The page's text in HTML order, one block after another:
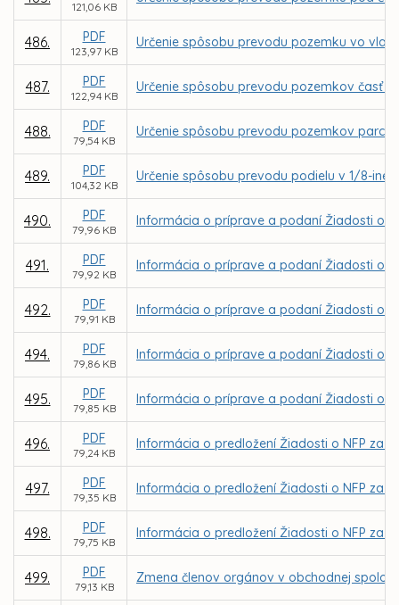
121,06 KB
486. PDF
123,97 KB
Určenie spôsobu prevodu pozemku vo
487. PDF
122,94 KB
Určenie spôsobu prevodu pozemkov časť
488. PDF
79,54 KB
Určenie spôsobu prevodu pozemkov parc. C
489. PDF
104,32 KB
Určenie spôsobu prevodu podielu v 1/8-ine
490. PDF
79,96 KB
Informácia o príprave a podaní Žiadosti o
491. PDF
79,92 KB
Informácia o príprave a podaní Žiadosti o
492. PDF
79,91 KB
Informácia o príprave a podaní Žiadosti o
494. PDF
79,86 KB
Informácia o príprave a podaní Žiadosti o
495. PDF
79,85 KB
Informácia o príprave a podaní Žiadosti o
496. PDF
79,24 KB
Informácia o predložení Žiadosti o NFP za
497. PDF
79,35 KB
Informácia o predložení Žiadosti o NFP za
498. PDF
79,75 KB
Informácia o predložení Žiadosti o NFP za
499. PDF
79,13 KB
Zmena členov orgánov v obchodnej